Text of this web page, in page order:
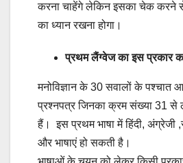
करना चाहेंगे लेकिन इसका चेक करने
का ध्यान रखना होगा।
प्रथम लैंग्वेज का इस प्रकार
मनोविज्ञान के 30 सवालों के
प्रश्नपत्र जिनका क्रम संख्या 31 से
हैं। इस प्रथम भाषा में हिंदी, अंग्रेजी
और भाषाएं हो सकती है।